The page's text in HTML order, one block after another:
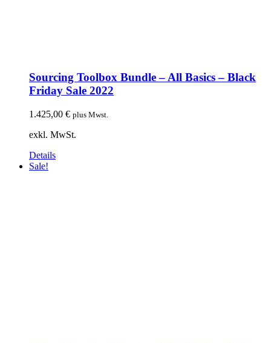
Sourcing Toolbox Bundle – All Basics – Black
Friday Sale 2022
1.425,00 € plus Mwst.
exkl. MwSt.
Details
Sale!